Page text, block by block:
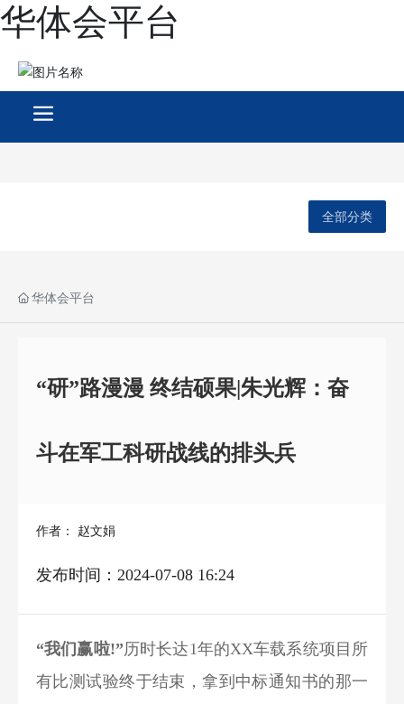
华体会平台
全部分类
华体会平台
“研”路漫漫 终结硕果|朱光辉：奋
斗在军工科研战线的排头兵
作者： 赵文娟
发布时间：2024-07-08 16:24
“我们赢啦!”历时长达1年的XX车载系统项目所
有比测试验终于结束，拿到中标通知书的那一